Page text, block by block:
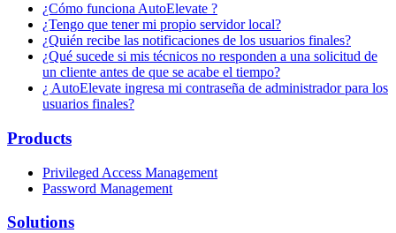
¿Cómo funciona AutoElevate ?
¿Tengo que tener mi propio servidor local?
¿Quién recibe las notificaciones de los usuarios finales?
¿Qué sucede si mis técnicos no responden a una solicitud de
un cliente antes de que se acabe el tiempo?
¿ AutoElevate ingresa mi contraseña de administrador para los
usuarios finales?
Products
Privileged Access Management
Password Management
Solutions